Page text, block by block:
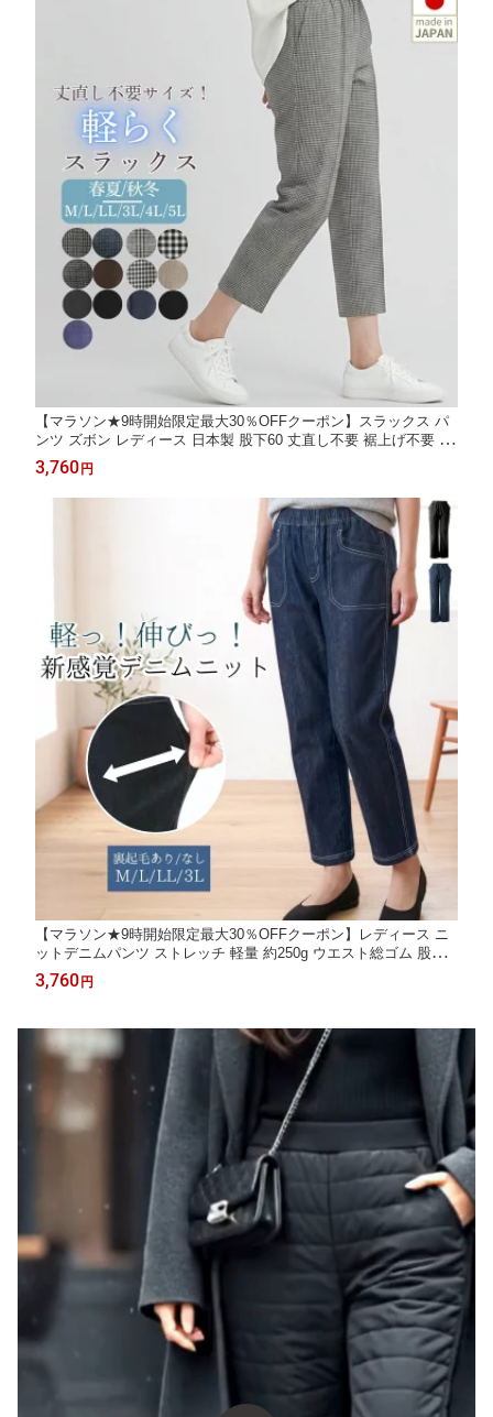
【マラソン★9時開始限定最大30％OFFクーポン】スラックス パ
ンツ ズボン レディース 日本製 股下60 丈直し不要 裾上げ不要 ウ
エストゴム センタープレス ゆったり 綿混 涼感 春 夏 秋 冬 裏起
毛 70代 80代 90代 シニア 婦人服 敬老の日 ギフト プレゼント M
L LL 3L 4L 5L
3,760 円
【マラソン★9時開始限定最大30％OFFクーポン】レディース ニ
ットデニムパンツ ストレッチ 軽量 約250g ウエスト総ゴム 股下6
0cm ゆったり シワになりにくい デニム調 春夏 秋冬 裏起毛あり
なし ミセス シニア 婦人服 M L LL 3L
3,760 円